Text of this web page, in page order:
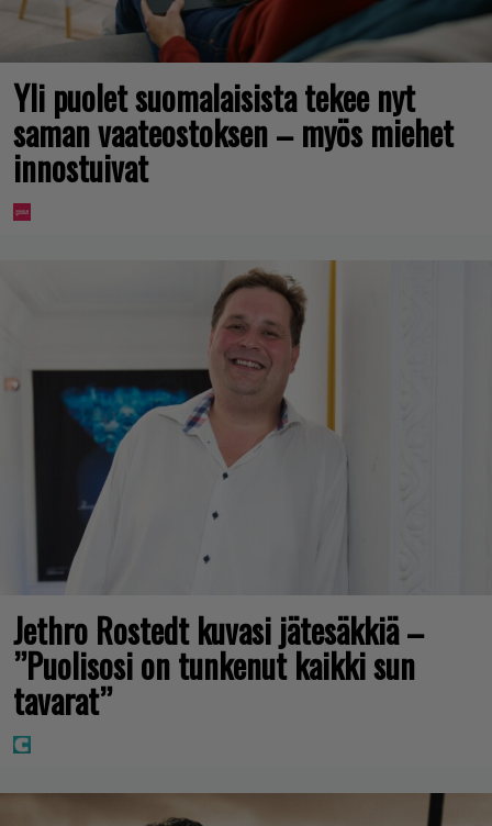
Yli puolet suomalaisista tekee nyt
saman vaateostoksen – myös miehet
innostuivat
Jethro Rostedt kuvasi jätesäkkiä –
”Puolisosi on tunkenut kaikki sun
tavarat”